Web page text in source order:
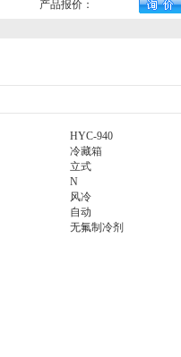
产品报价：
HYC-940
冷藏箱
立式
N
风冷
自动
无氟制冷剂